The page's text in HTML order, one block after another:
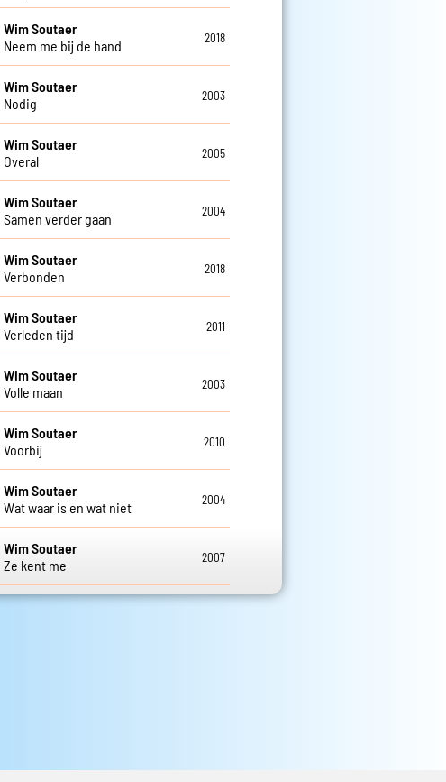
Wim Soutaer
Neem me bij de hand
2018
Wim Soutaer
Nodig
2003
Wim Soutaer
Overal
2005
Wim Soutaer
Samen verder gaan
2004
Wim Soutaer
Verbonden
2018
Wim Soutaer
Verleden tijd
2011
Wim Soutaer
Volle maan
2003
Wim Soutaer
Voorbij
2010
Wim Soutaer
Wat waar is en wat niet
2004
Wim Soutaer
Ze kent me
2007